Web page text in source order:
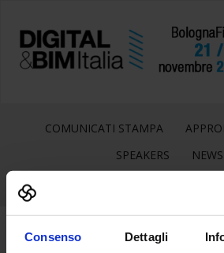
Consenso Dettagli
COMUNICATI STAMPA
SPEAKERS
NEWS